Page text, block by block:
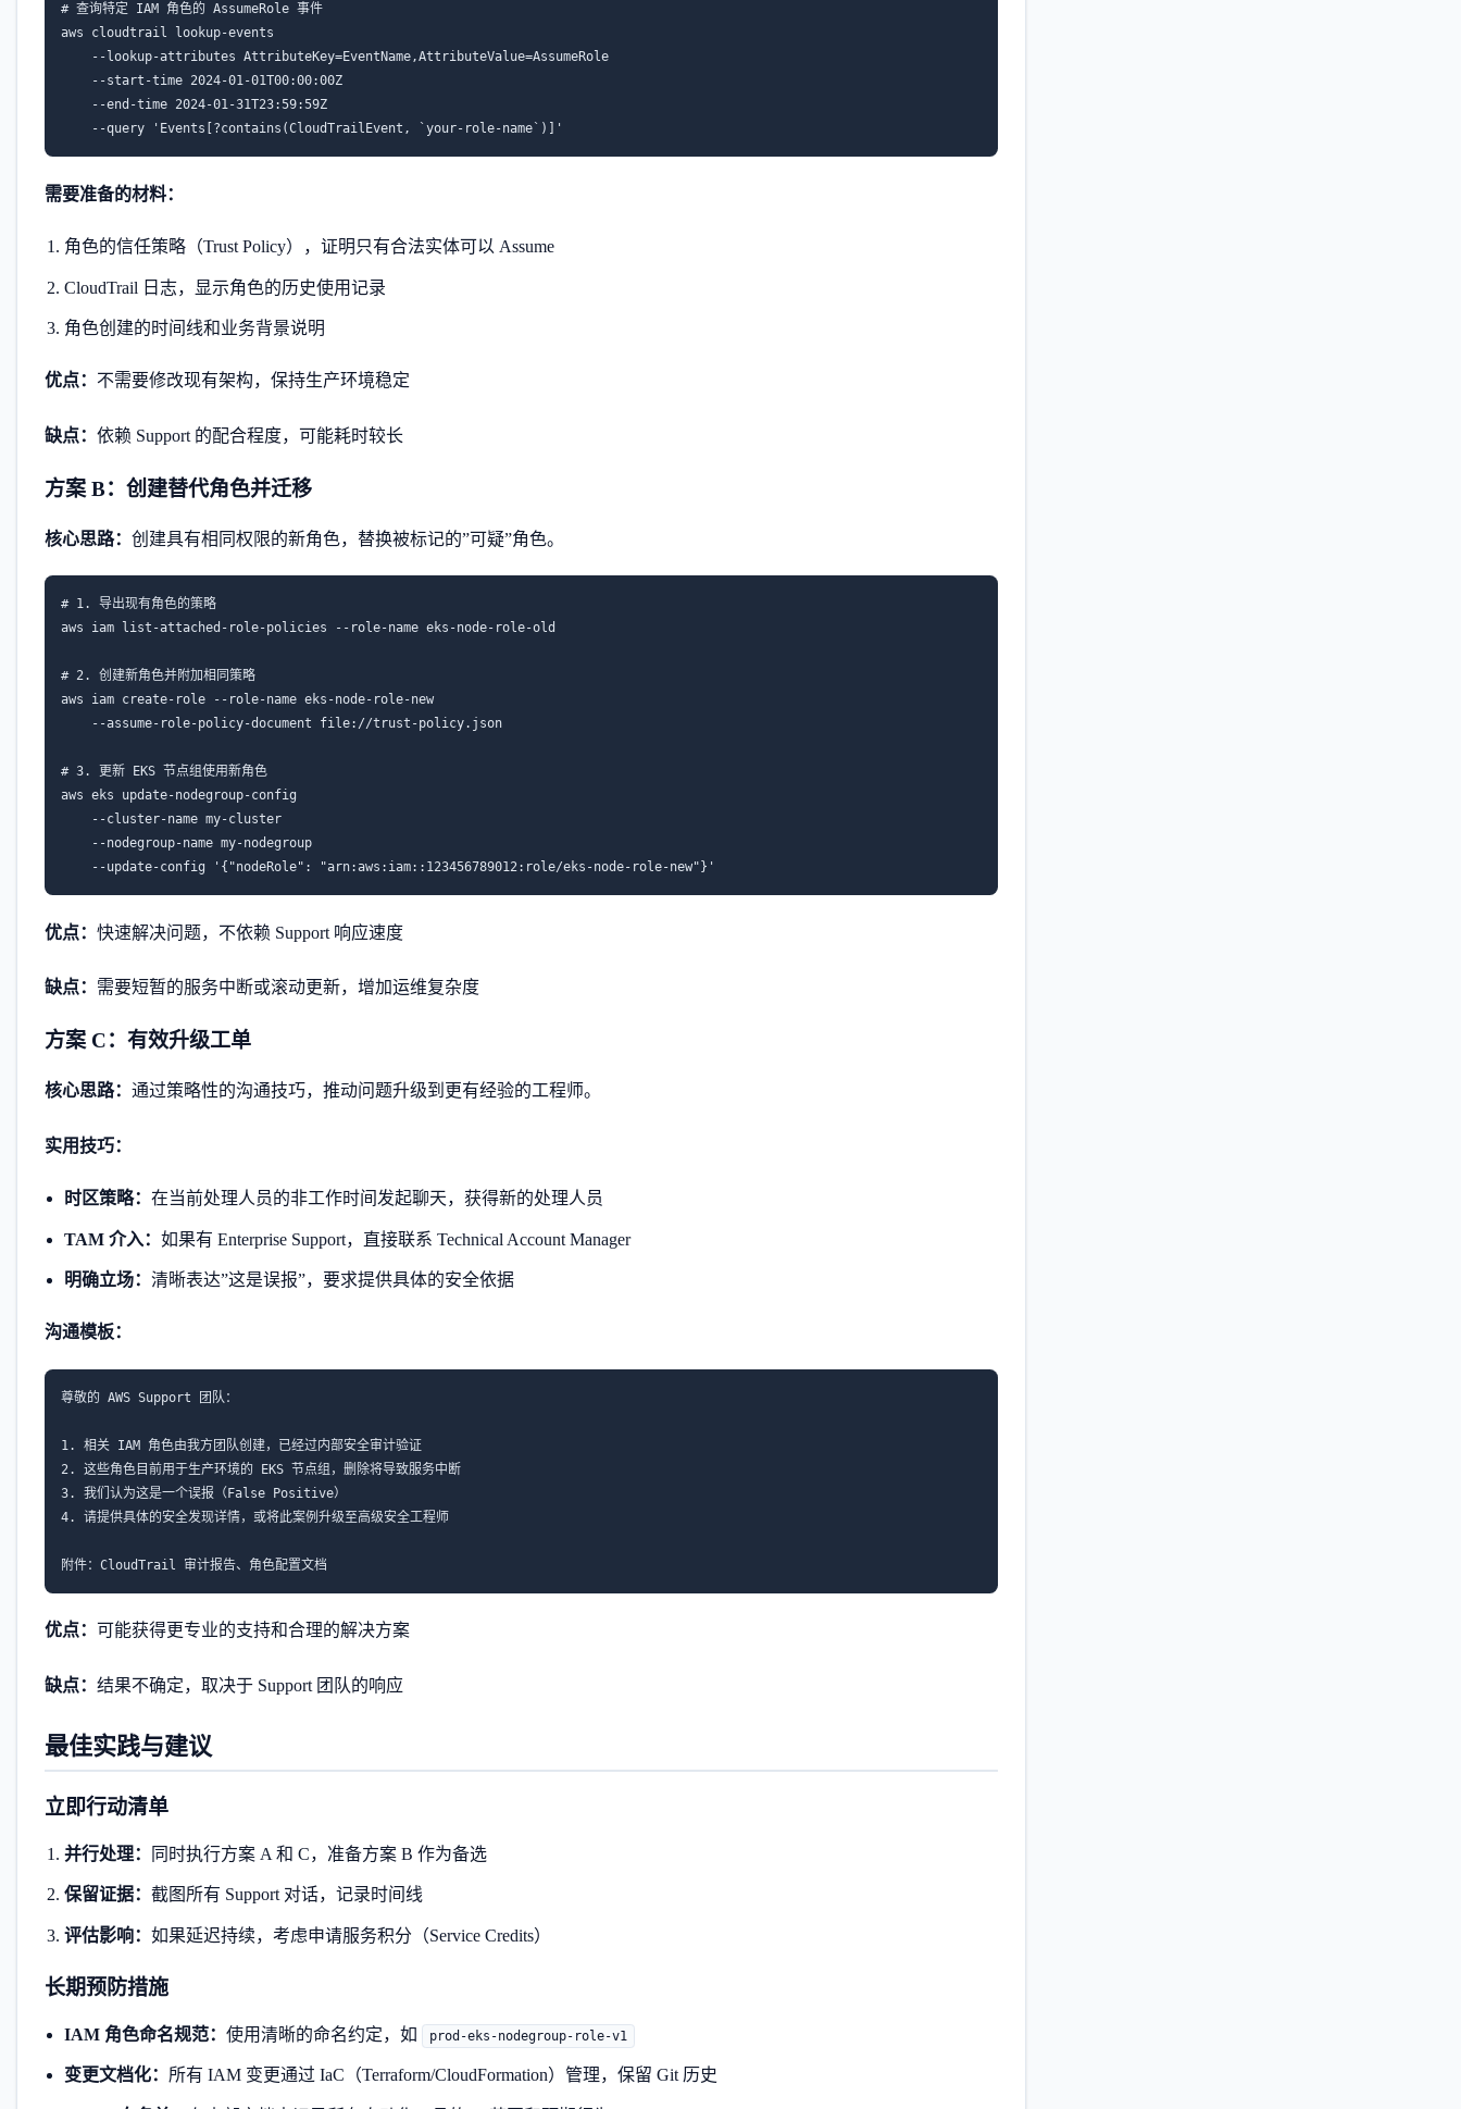
# 查询特定 IAM 角色的 AssumeRole 事件
aws cloudtrail lookup-events
    --lookup-attributes AttributeKey=EventName,AttributeValue=AssumeRole
    --start-time 2024-01-01T00:00:00Z
    --end-time 2024-01-31T23:59:59Z
    --query 'Events[?contains(CloudTrailEvent, `your-role-name`)]'
需要准备的材料：
角色的信任策略（Trust Policy），证明只有合法实体可以 Assume
CloudTrail 日志，显示角色的历史使用记录
角色创建的时间线和业务背景说明
优点： 不需要修改现有架构，保持生产环境稳定
缺点： 依赖 Support 的配合程度，可能耗时较长
方案 B：创建替代角色并迁移
核心思路： 创建具有相同权限的新角色，替换被标记的”可疑”角色。
# 1. 导出现有角色的策略
aws iam list-attached-role-policies --role-name eks-node-role-old
# 2. 创建新角色并附加相同策略
aws iam create-role --role-name eks-node-role-new
    --assume-role-policy-document file://trust-policy.json
# 3. 更新 EKS 节点组使用新角色
aws eks update-nodegroup-config
    --cluster-name my-cluster
    --nodegroup-name my-nodegroup
    --update-config '{"nodeRole": "arn:aws:iam::123456789012:role/eks-node-role-new"}'
优点： 快速解决问题，不依赖 Support 响应速度
缺点： 需要短暂的服务中断或滚动更新，增加运维复杂度
方案 C：有效升级工单
核心思路： 通过策略性的沟通技巧，推动问题升级到更有经验的工程师。
实用技巧：
时区策略： 在当前处理人员的非工作时间发起聊天，获得新的处理人员
TAM 介入： 如果有 Enterprise Support，直接联系 Technical Account Manager
明确立场： 清晰表达”这是误报”，要求提供具体的安全依据
沟通模板：
尊敬的 AWS Support 团队：
1. 相关 IAM 角色由我方团队创建，已经过内部安全审计验证
2. 这些角色目前用于生产环境的 EKS 节点组，删除将导致服务中断
3. 我们认为这是一个误报（False Positive）
4. 请提供具体的安全发现详情，或将此案例升级至高级安全工程师
附件：CloudTrail 审计报告、角色配置文档
优点： 可能获得更专业的支持和合理的解决方案
缺点： 结果不确定，取决于 Support 团队的响应
最佳实践与建议
立即行动清单
并行处理： 同时执行方案 A 和 C，准备方案 B 作为备选
保留证据： 截图所有 Support 对话，记录时间线
评估影响： 如果延迟持续，考虑申请服务积分（Service Credits）
长期预防措施
IAM 角色命名规范： 使用清晰的命名约定，如 prod-eks-nodegroup-role-v1
变更文档化： 所有 IAM 变更通过 IaC（Terraform/CloudFormation）管理，保留 Git 历史